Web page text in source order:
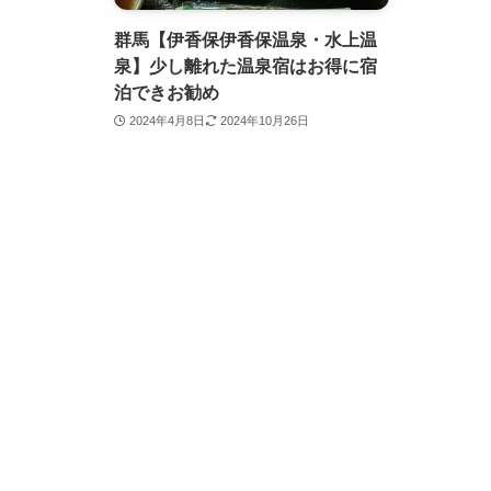
群馬【伊香保伊香保温泉・水上温
泉】少し離れた温泉宿はお得に宿
泊できお勧め
2024年4月8日 2024年10月26日